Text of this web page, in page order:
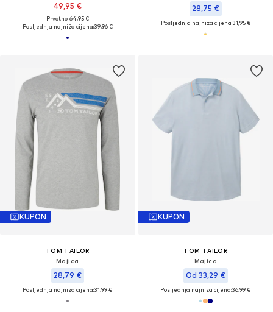
49,95 €
Prvotno: 64,95 €
Posljednja najniža cijena:39,96 €
28,75 €
Posljednja najniža cijena:31,95 €
KUPON
TOM TAILOR
Majica
28,79 €
Posljednja najniža cijena:31,99 €
KUPON
TOM TAILOR
Majica
Od 33,29 €
Posljednja najniža cijena:36,99 €